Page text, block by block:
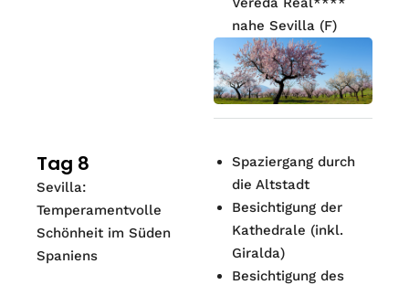
nahe Sevilla (F)
Tag 8
Sevilla:
Temperamentvolle
Schönheit im Süden
Spaniens
Spaziergang durch
die Altstadt
Besichtigung der
Kathedrale (inkl.
Giralda)
Besichtigung des